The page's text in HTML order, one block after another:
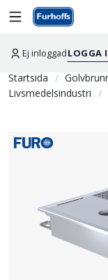
Ej inloggadLOGGA
Startsida
Livsmedelsindustri